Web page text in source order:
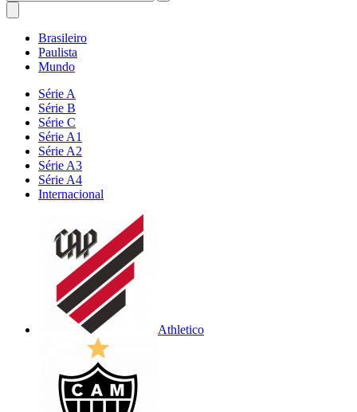
Brasileiro
Paulista
Mundo
Série A
Série B
Série C
Série A1
Série A2
Série A3
Série A4
Internacional
Athletico